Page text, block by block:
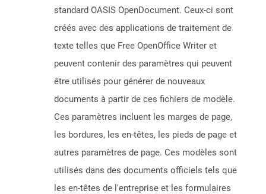
standard OASIS OpenDocument. Ceux-ci sont
créés avec des applications de traitement de
texte telles que Free OpenOffice Writer et
peuvent contenir des paramètres qui peuvent
être utilisés pour générer de nouveaux
documents à partir de ces fichiers de modèle.
Ces paramètres incluent les marges de page,
les bordures, les en-têtes, les pieds de page et
autres paramètres de page. Ces modèles sont
utilisés dans des documents officiels tels que
les en-têtes de l'entreprise et les formulaires